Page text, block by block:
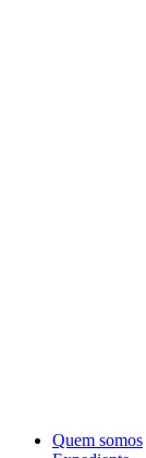
Quem somos